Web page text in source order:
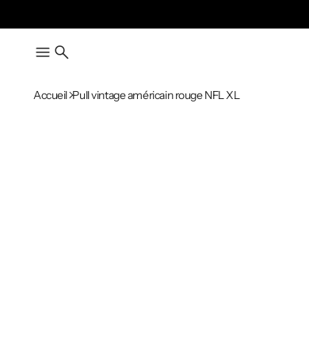
Accueil Pull vintage américain rouge NFL XL